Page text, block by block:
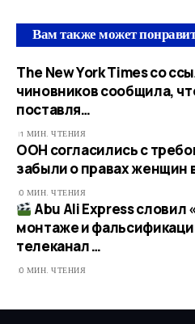
Вам также может
The New York Times со
чиновников сообщила,
поставля…
1 МИН. ЧТЕНИЯ
ООН согласились с
забыли о правах женщин
0 МИН. ЧТЕНИЯ
Abu Ali Express
монтаже и
телеканал …
0 МИН. ЧТЕНИЯ